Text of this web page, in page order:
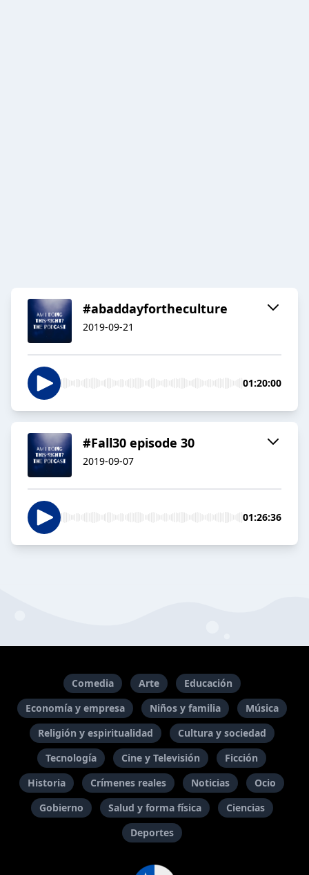
#abaddayfortheculture
2019-09-21
01:20:00
#Fall30 episode 30
2019-09-07
01:26:36
Comedia Arte
Educación
Economía y empresa
Niños y familia
Música
Religión y espiritualidad
Cultura y sociedad
Tecnología
Cine y Televisión
Ficción
Historia
Crímenes reales Noticias
Ocio
Gobierno
Salud y forma física
Ciencias
Deportes